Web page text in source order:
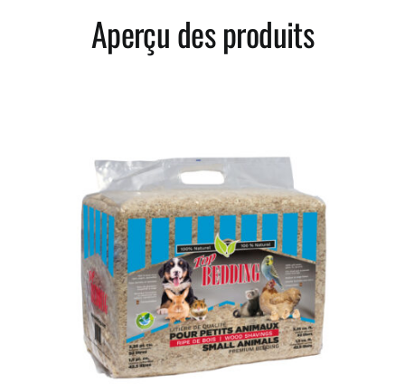
Greentree Bedding LLC.
Aperçu des produits